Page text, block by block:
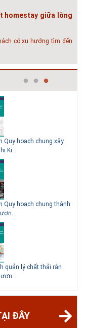
homestay giữa lòng
có xu hướng tìm đến
và môi trường đô thị
hạ tầng và môi trường
học với 280 chỉ tiêu, thời
Quy hoạch chung xây
Ki...
Quy hoạch chung thành
quản lý chất thải rắn
ĐÂY